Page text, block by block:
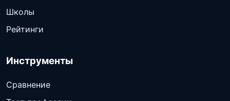
Школы
Рейтинги
Инструменты
Сравнение